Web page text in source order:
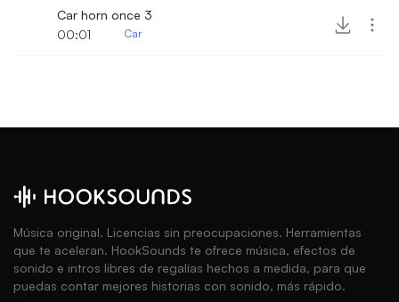
Car horn once 3
00:01
Car
Música original. Licencias sin preocupaciones. Herramientas
que te aceleran. HookSounds te ofrece música, efectos de
sonido e intros libres de regalías hechos a medida, para que
puedas contar mejores historias con sonido, más rápido.